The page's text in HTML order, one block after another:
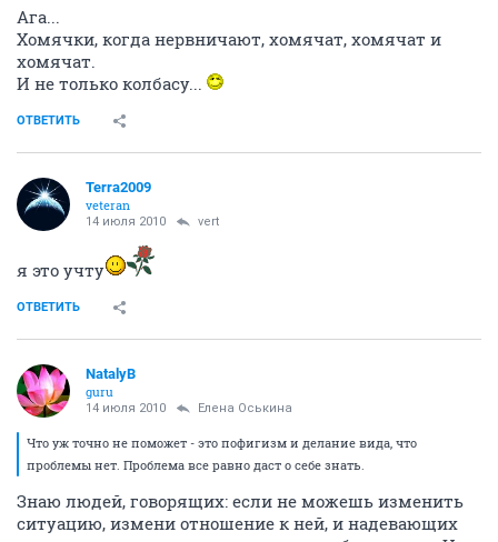
Ага...
Хомячки, когда нервничают, хомячат, хомячат и
хомячат.
И не только колбасу...
ОТВЕТИТЬ
Terra2009
veteran
14 июля 2010 vert
я это учту
ОТВЕТИТЬ
NatalyB
guru
14 июля 2010 Елена Оськина
Что уж точно не поможет - это пофигизм и делание вида, что
проблемы нет. Проблема все равно даст о себе знать.
Знаю людей, говорящих: если не можешь изменить
ситуацию, измени отношение к ней, и надевающих